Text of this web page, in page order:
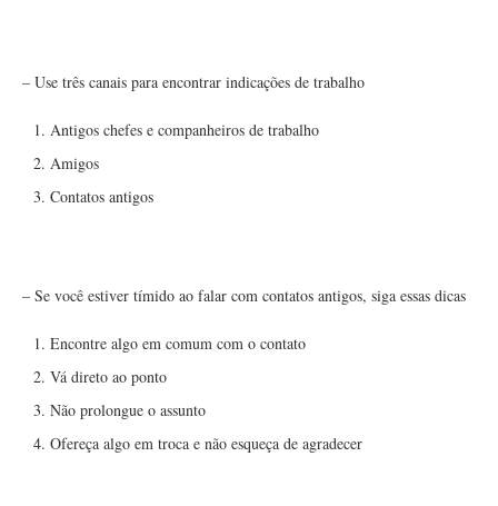
– Use três canais para encontrar indicações de trabalho
Antigos chefes e companheiros de trabalho
Amigos
Contatos antigos
– Se você estiver tímido ao falar com contatos antigos, siga essas dicas
Encontre algo em comum com o contato
Vá direto ao ponto
Não prolongue o assunto
Ofereça algo em troca e não esqueça de agradecer